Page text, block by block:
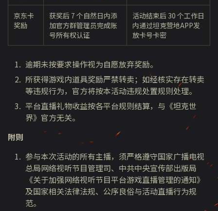
京东卡
奖励
获奖后 7 个自然日内添
加官方群管理员完成账
号所有权认证
活动结束后 30 个工作日
内通过坦克营地APP发
放卡号卡密
逾期未按要求操作视为自愿放弃奖励。
所获得游戏内道具奖励严禁转卖；如经核实存在转卖
等违规行为，官方将按本活动违规处置规则处理。
平台直播礼物收益按各平台规则结算，与《坦克世
界》官方无关。
附则
参与本次活动的所有主播，须严格遵守国家广播电视
总局网络视听节目管理司、中共中央宣传部出版局
《关于加强网络视听节目平台游戏直播管理的通知》
及国家相关法律法规、公序良俗与活动直播行为规
范。